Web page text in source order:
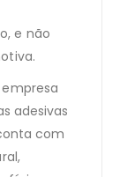
e não
adesivas
com